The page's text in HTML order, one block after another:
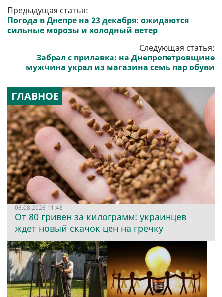
Предыдущая статья:
Погода в Днепре на 23 декабря: ожидаются
сильные морозы и холодный ветер
Следующая статья:
Забрал с прилавка: на Днепропетровщине
мужчина украл из магазина семь пар обуви
ГЛАВНОЕ
06.08.2026 11:48
От 80 гривен за килограмм: украинцев
ждет новый скачок цен на гречку